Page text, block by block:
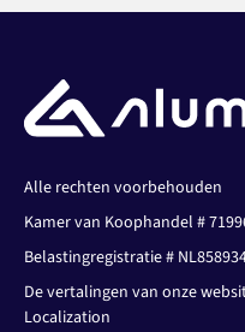
Alle rechten voorbehouden
Kamer van Koophandel #
Belastingregistratie #
De vertalingen van onze
Localization